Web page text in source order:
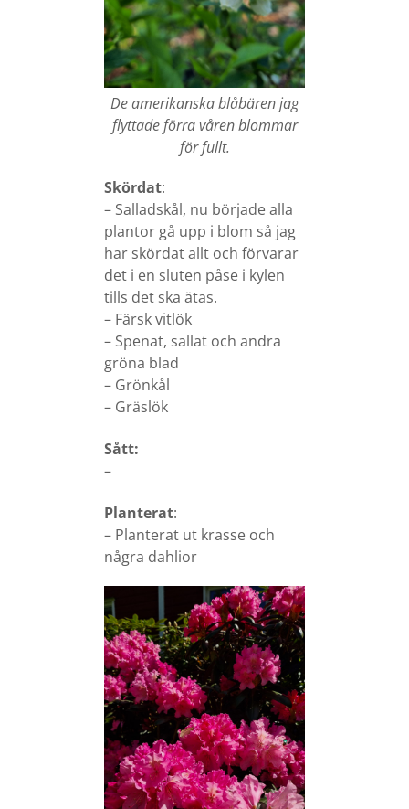
De amerikanska blåbären jag
flyttade förra våren blommar
för fullt.
Skördat:
– Salladskål, nu började alla
plantor gå upp i blom så jag
har skördat allt och förvarar
det i en sluten påse i kylen
tills det ska ätas.
– Färsk vitlök
– Spenat, sallat och andra
gröna blad
– Grönkål
– Gräslök
Sått:
–
Planterat:
– Planterat ut krasse och
några dahlior